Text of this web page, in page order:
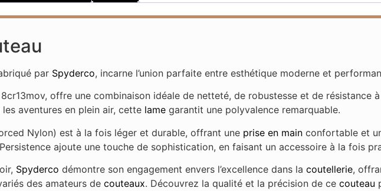
par Spyderco, incarne l’union parfaite entre esthétique moderne et
8cr13mov, offre une combinaison idéale de netteté, de robustesse et de résistance
aventures en plein air, cette lame garantit une polyvalence remarquable.
Nylon) est à la fois léger et durable, offrant une prise en main confortable et
Persistence ajoute une touche de sophistication, en faisant un accessoire à la fois
Spyderco démontre son engagement envers l’excellence dans lacoutellerie,
des amateurs decouteaux. Découvrez la qualité et la précision de cecouteau